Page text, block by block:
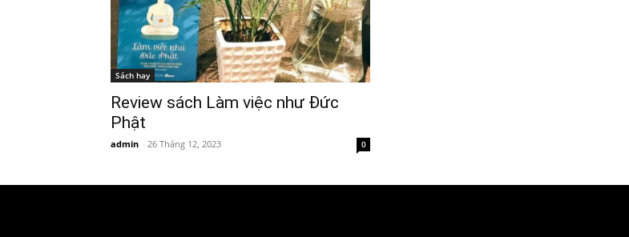
Sách hay
Review sách Làm việc như Đức
Phật
admin - 26 Tháng 12, 2023 0